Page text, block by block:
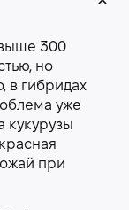
300
но
в гибридах
уже
при